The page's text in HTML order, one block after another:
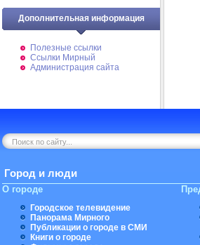
Дополнительная информация
Полезные ссылки
Ссылки Мирный
Администрация сайта
Город и люди
О городе
Городское телевидение
Панорама Мирного
Публикации о городе в СМИ
Книги о городе